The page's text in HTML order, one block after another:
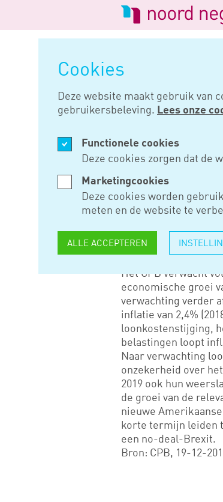
Cookies
Deze website maakt gebruik van
gebruikersbeleving. Lees onze
Functionele cookies
Deze cookies zorgen dat de
Marketingcookies
Deze cookies worden
meten en de website te
ALLE ACCEPTEREN
Logo
van
Noord
Negentig
DEC 19, 2018
PIEK
Het Centraal Plan
jaar nog goed
arbeidsmarkt blijft
Nederland zijn het
eurogebied.
Het CPB verwacht
economische groei
verwachting verder
inflatie van 2,4%
loonkostenstijging,
belastingen loopt
Naar verwachting
onzekerheid over
2019 ook hun
de groei van de
nieuwe
korte termijn leiden
een no-deal-Brexit.
Bron: CPB, 19-12-